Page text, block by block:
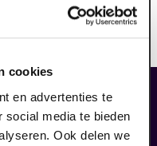
cookies
en advertenties te
social media te bieden
Ook delen we